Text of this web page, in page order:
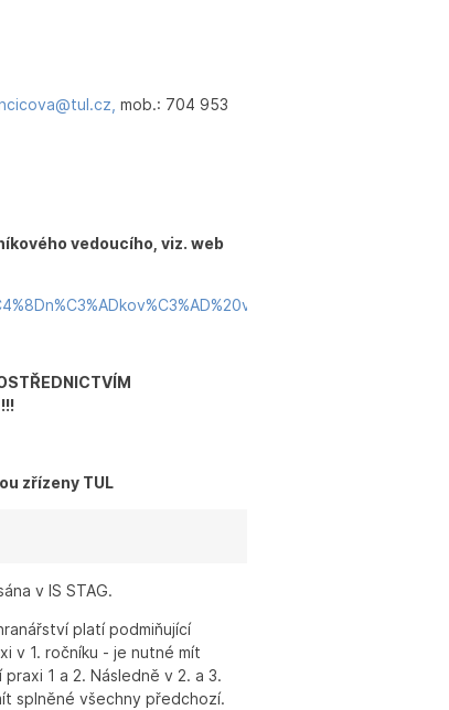
mob.: 704 953
vedoucího, viz. web
zřízeny TUL
v IS STAG.
platí podmiňující
v 1. ročníku - je nutné mít
1 a 2. Následně v 2. a 3.
splněné všechny předchozí.